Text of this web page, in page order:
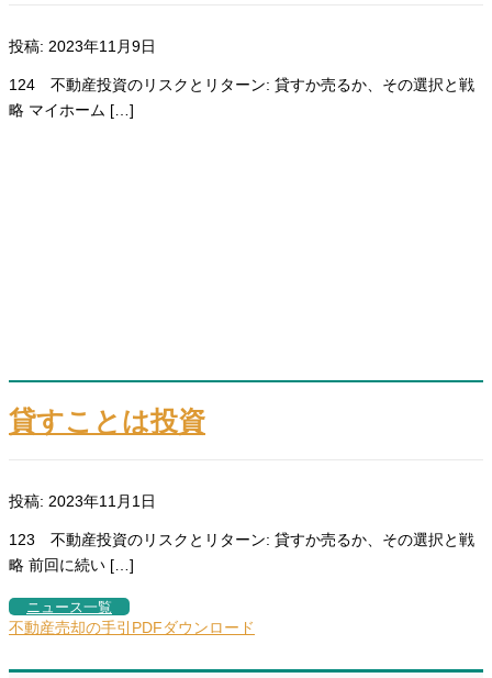
投稿: 2023年11月9日
124 不動産投資のリスクとリターン: 貸すか売るか、その選択と戦
略 マイホーム […]
貸すことは投資
投稿: 2023年11月1日
123 不動産投資のリスクとリターン: 貸すか売るか、その選択と戦
略 前回に続い […]
ニュース一覧
不動産売却の手引PDFダウンロード